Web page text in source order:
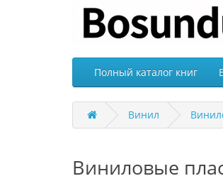
Полный каталог книг
Винил
Виниловые